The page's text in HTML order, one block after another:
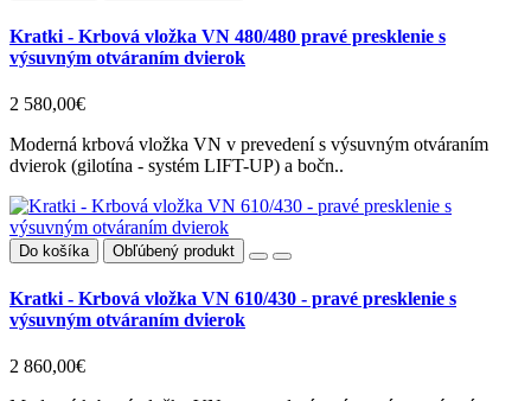
Kratki - Krbová vložka VN 480/480 pravé presklenie s
výsuvným otváraním dvierok
2 580,00€
Moderná krbová vložka VN v prevedení s výsuvným otváraním
dvierok (gilotína - systém LIFT-UP) a bočn..
Do košíka Obľúbený produkt
Kratki - Krbová vložka VN 610/430 - pravé presklenie s
výsuvným otváraním dvierok
2 860,00€